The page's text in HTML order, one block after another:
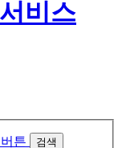
검색